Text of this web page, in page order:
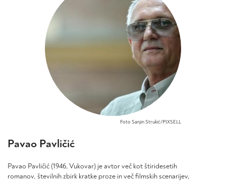
Foto Sanjin Strukić/PIXSELL
Pavao Pavličić
Pavao Pavličić (1946, Vukovar) je avtor več kot štiridesetih
romanov, številnih zbirk kratke proze in več filmskih scenarijev,